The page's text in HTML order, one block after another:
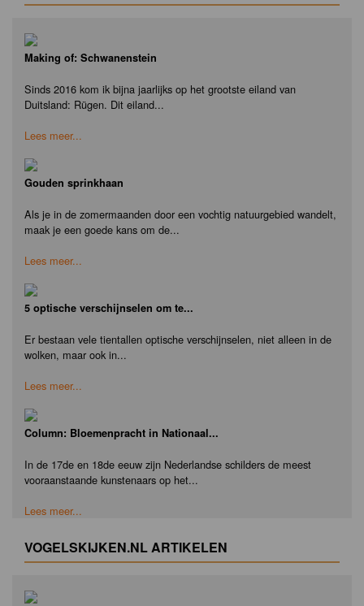
Making of: Schwanenstein
Sinds 2016 kom ik bijna jaarlijks op het grootste eiland van
Duitsland: Rügen. Dit eiland...
Lees meer...
Gouden sprinkhaan
Als je in de zomermaanden door een vochtig natuurgebied wandelt,
maak je een goede kans om de...
Lees meer...
5 optische verschijnselen om te...
Er bestaan vele tientallen optische verschijnselen, niet alleen in de
wolken, maar ook in...
Lees meer...
Column: Bloemenpracht in Nationaal...
In de 17de en 18de eeuw zijn Nederlandse schilders de meest
vooraanstaande kunstenaars op het...
Lees meer...
VOGELSKIJKEN.NL ARTIKELEN